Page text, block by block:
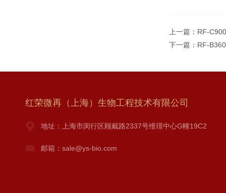
上一篇： RF-
下一篇： RF-
红荣微再（上海）生物工程技术有限公司
地址：上海市闵行区顾戴路2337号维璟中心G幢19C2
邮箱：sale@ys-bio.com